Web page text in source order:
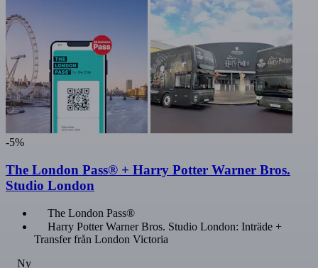
-5%
The London Pass® + Harry Potter Warner Bros.
Studio London
The London Pass®
Harry Potter Warner Bros. Studio London: Inträde +
Transfer från London Victoria
Ny